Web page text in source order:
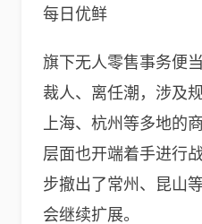
每日优鲜
旗下无人零售事务便
裁人、离任潮，涉及
上海、杭州等多地的
层面也开端着手进行
步撤出了常州、昆山
会继续扩展。